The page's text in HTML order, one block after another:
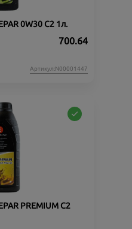
0W30 C2 1л.
700.64
Артикул:N00001447
PREMIUM C2